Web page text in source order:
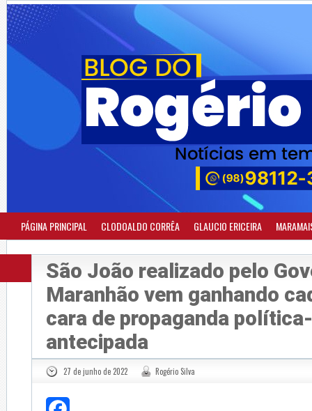
PÁGINA PRINCIPAL CLODOALDO CORRÊA GLAUCIO ERICEIRA
São João realizado pelo
Maranhão vem ganhando
cara de propaganda
antecipada
27 de junho de 2022 Rogério Silva